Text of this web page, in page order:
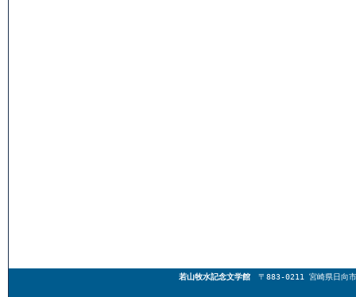
若山牧水記念文学館 〒883-0211 宮崎県日向